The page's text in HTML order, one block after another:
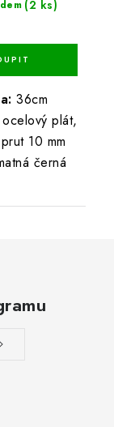
(2 ks)
36cm
ocelový plát,
10 mm
černá